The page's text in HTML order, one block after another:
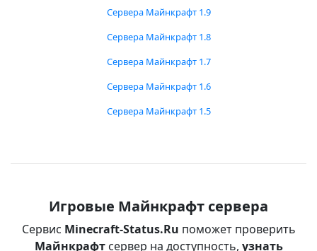
Сервера Майнкрафт 1.9
Сервера Майнкрафт 1.8
Сервера Майнкрафт 1.7
Сервера Майнкрафт 1.6
Сервера Майнкрафт 1.5
Игровые Майнкрафт сервера
Сервис Minecraft-Status.Ru поможет проверить
Майнкрафтсервер на доступность, узнать